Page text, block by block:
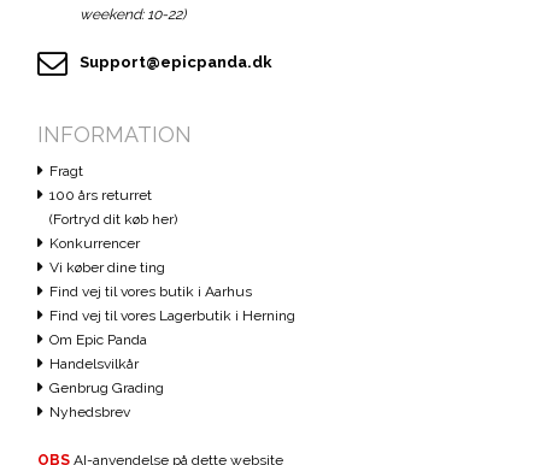
weekend: 10-22)
Support@epicpanda.dk
INFORMATION
Fragt
100 års returret
(Fortryd dit køb her)
Konkurrencer
Vi køber dine ting
Find vej til vores butik i Aarhus
Find vej til vores Lagerbutik i Herning
Om Epic Panda
Handelsvilkår
Genbrug Grading
Nyhedsbrev
OBS AI-anvendelse på dette website